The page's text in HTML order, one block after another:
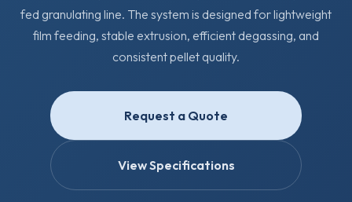
fed granulating line. The system is designed for lightweight
film feeding, stable extrusion, efficient degassing, and
consistent pellet quality.
Request a Quote
View Specifications